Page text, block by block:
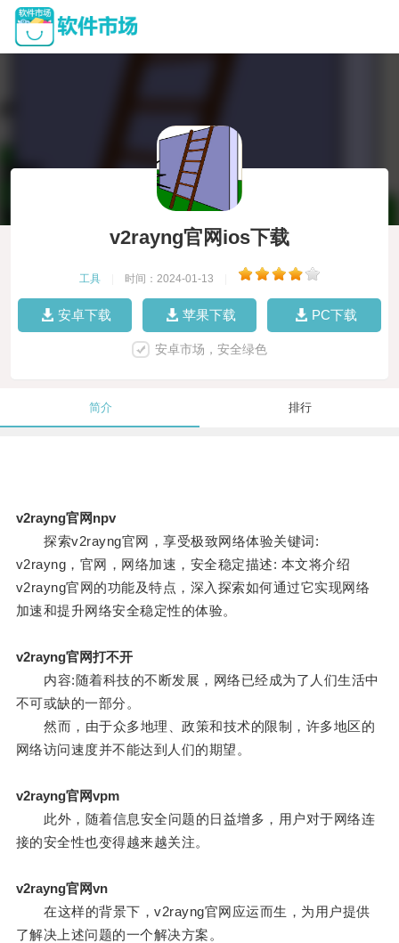
v2rayng官网ios下载
工具 时间：2024-01-13
安卓下载 苹果下载 PC下载
安卓市场，安全绿色
简介 排行
v2rayng官网npv
探索v2rayng官网，享受极致网络体验关键词:
v2rayng，官网，网络加速，安全稳定描述: 本文将介绍
v2rayng官网的功能及特点，深入探索如何通过它实现网络
加速和提升网络安全稳定性的体验。
v2rayng官网打不开
内容:随着科技的不断发展，网络已经成为了人们生活中
不可或缺的一部分。
然而，由于众多地理、政策和技术的限制，许多地区的
网络访问速度并不能达到人们的期望。
v2rayng官网vpm
此外，随着信息安全问题的日益增多，用户对于网络连
接的安全性也变得越来越关注。
v2rayng官网vn
在这样的背景下，v2rayng官网应运而生，为用户提供
了解决上述问题的一个解决方案。